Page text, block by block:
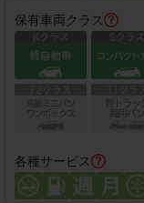
保有車両クラス
各種サービス